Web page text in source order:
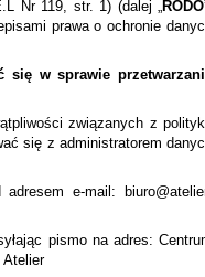
Nr 119, str. 1) (dalej „
RODO
prawa o ochronie
się w sprawie
związanych z
się z administratorem
adresem e-mail:
pismo na adres:
Atelier